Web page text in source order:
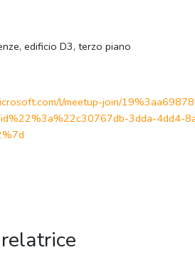
edificio D3, terzo piano
l/meetup-join/
3dda-